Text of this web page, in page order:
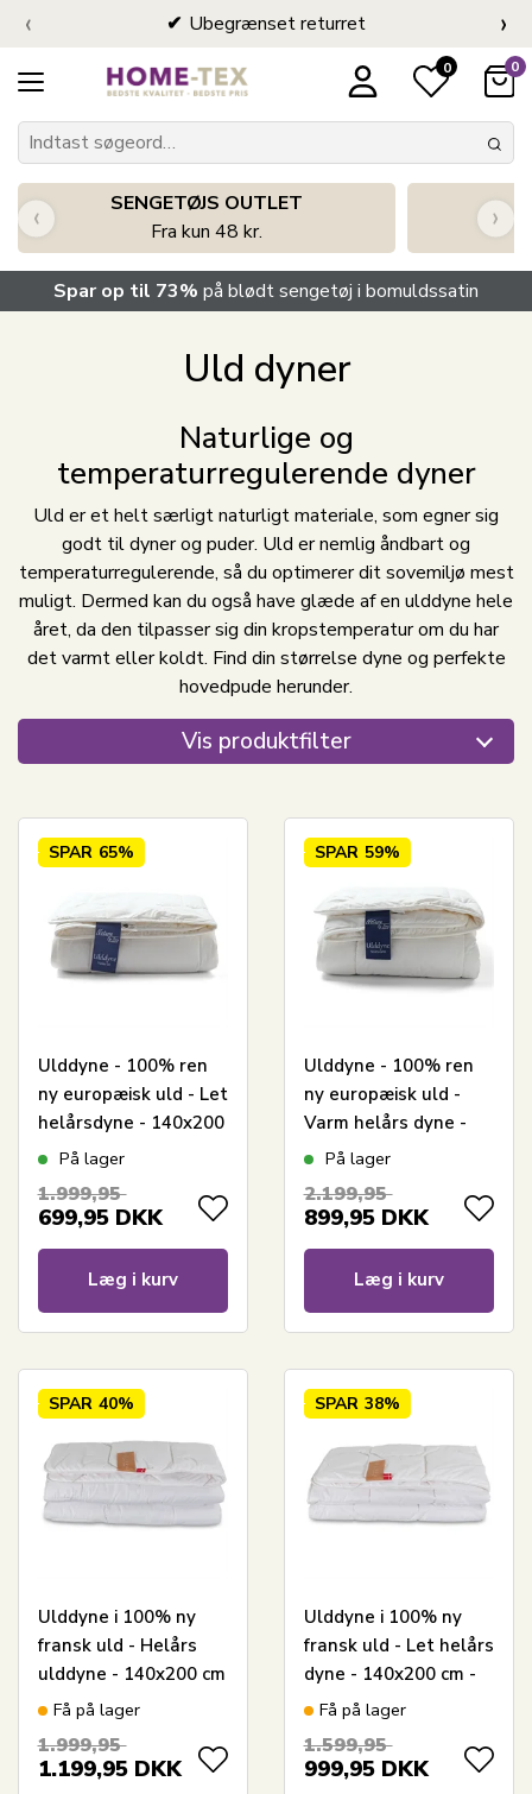
Ubegrænset returret
‹ ›
0 0
SENGETØJS OUTLET
Fra kun 48 kr.
‹ ›
Spar op til 73% på blødt sengetøj i bomuldssatin
Uld dyner
Naturlige og
temperaturregulerende dyner
Uld er et helt særligt naturligt materiale, som egner sig
godt til dyner og puder. Uld er nemlig åndbart og
temperaturregulerende, så du optimerer dit sovemiljø mest
muligt. Dermed kan du også have glæde af en ulddyne hele
året, da den tilpasser sig din kropstemperatur om du har
det varmt eller koldt. Find din størrelse dyne og perfekte
hovedpude herunder.
Vis produktfilter
SPAR 65%
Ulddyne - 100% ren
ny europæisk uld - Let
helårsdyne - 140x200
cm - Nature By Borg
På lager
1.999,95
699,95 DKK
Læg i kurv
SPAR 59%
Ulddyne - 100% ren
ny europæisk uld -
Varm helårs dyne -
140x200 cm - Nature
På lager
2.199,95
899,95 DKK
Læg i kurv
SPAR 40%
Ulddyne i 100% ny
fransk uld - Helårs
ulddyne - 140x200 cm
- LIXRA dyne Wool
Få på lager
1.999,95
1.199,95 DKK
SPAR 38%
Ulddyne i 100% ny
fransk uld - Let helårs
dyne - 140x200 cm -
LIXRA Wool dyne
Få på lager
1.599,95
999,95 DKK